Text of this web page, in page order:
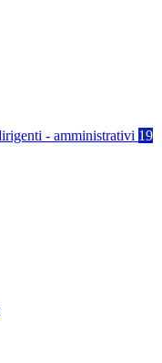
- amministrativi 19